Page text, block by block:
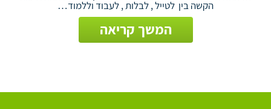
הקשה בין לטייל , לבלות , לעבוד וללמוד…
המשך קריאה